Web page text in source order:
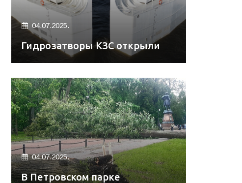
04.07.2025.
Гидрозатворы КЗС открыли
04.07.2025.
В Петровском парке